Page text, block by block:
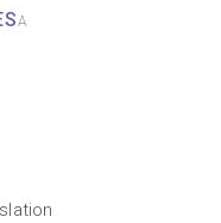
A